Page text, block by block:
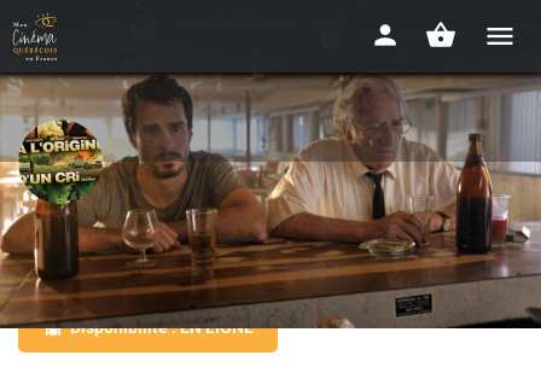
A l'origine d'un cri
2010 - 1h54
Disponibilité : EN LIGNE